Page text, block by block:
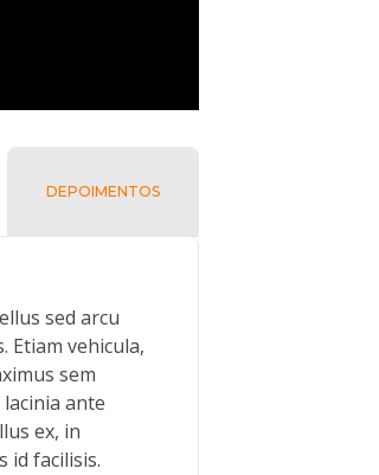
DEPOIMENTOS
sed arcu
Etiam vehicula,
sem
ante
ex, in
id facilisis.